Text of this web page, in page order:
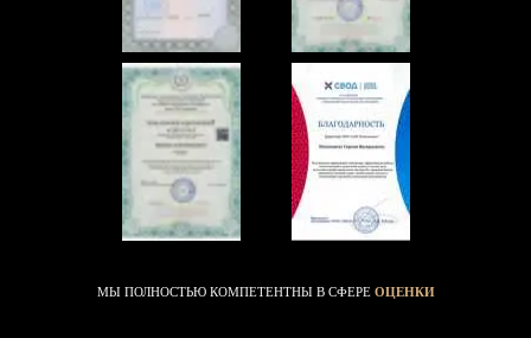
МЫ ПОЛНОСТЬЮ КОМПЕТЕНТНЫ В СФЕРЕ ОЦЕНКИ